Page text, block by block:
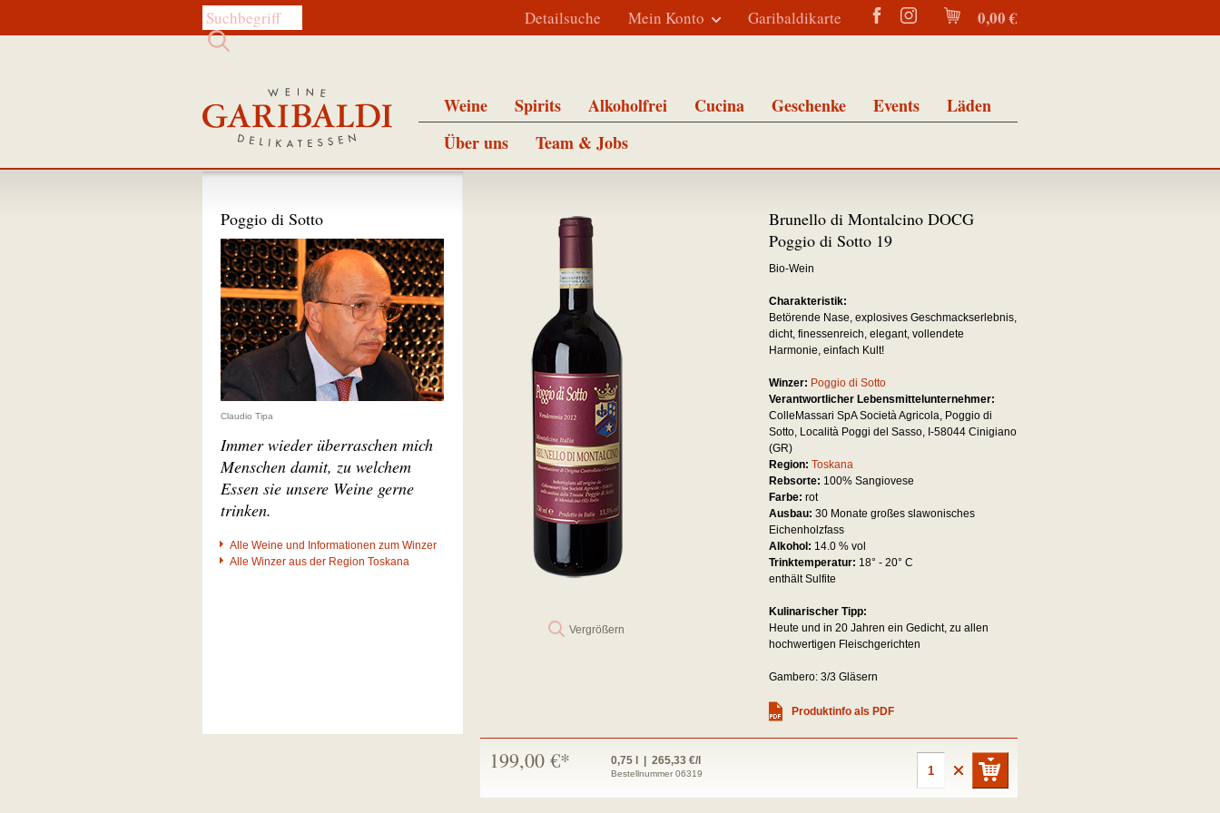
Diese Website durchsuchen: 0,00 €
Garibaldikarte
Mein Konto
Detailsuche
Weine Spirits Alkoholfrei Cucina Geschenke Events
Läden
Über uns
Team & Jobs
Vergrößern
Brunello di Montalcino DOCG
Poggio di Sotto 19
Bio-Wein
Charakteristik:
Betörende Nase, explosives Geschmackserlebnis,
dicht, finessenreich, elegant, vollendete
Harmonie, einfach Kult!
Winzer: Poggio di Sotto
Verantwortlicher Lebensmittelunternehmer:
ColleMassari SpA Società Agricola, Poggio di
Sotto, Località Poggi del Sasso, I-58044 Cinigiano
(GR)
Region: Toskana
Rebsorte: 100% Sangiovese
Farbe: rot
Ausbau: 30 Monate großes slawonisches
Eichenholzfass
Alkohol: 14.0 % vol
Trinktemperatur: 18° - 20° C
enthält Sulfite
Kulinarischer Tipp:
Heute und in 20 Jahren ein Gedicht, zu allen
hochwertigen Fleischgerichten
Gambero: 3/3 Gläsern
Produktinfo als PDF
199,00 €* 0,75 l | 265,33 €/l
Bestellnummer 06319
Poggio di Sotto
Claudio Tipa
Immer wieder überraschen mich
Menschen damit, zu welchem
Essen sie unsere Weine gerne
trinken.
Alle Weine und Informationen zum Winzer
Alle Winzer aus der Region Toskana